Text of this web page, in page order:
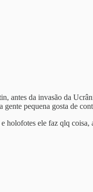
antes da invasão da
pequena gosta de
holofotes ele faz qlq